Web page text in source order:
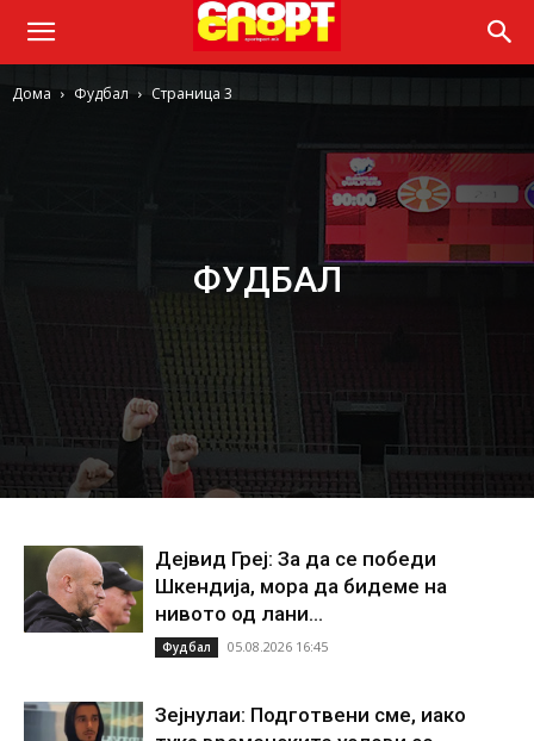
Дома Фудбал Страница 3
ФУДБАЛ
Дејвид Греј: За да се победи
Шкендија, мора да бидеме на
нивото од лани...
Фудбал 05.08.2026 16:45
Зејнулаи: Подготвени сме, иако